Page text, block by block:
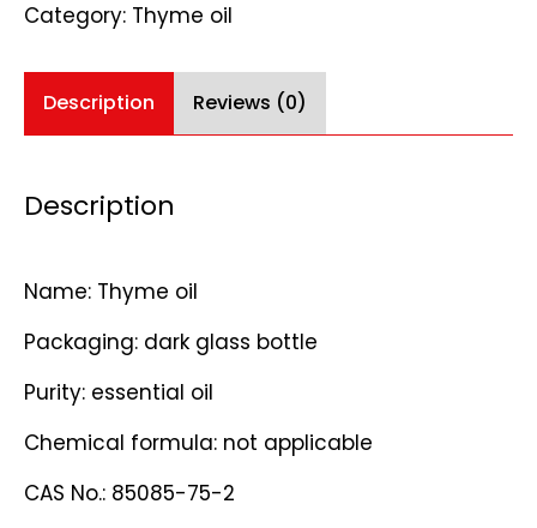
Category: Thyme oil
Description Reviews (0)
Description
Name: Thyme oil
Packaging: dark glass bottle
Purity: essential oil
Chemical formula: not applicable
CAS No.: 85085-75-2